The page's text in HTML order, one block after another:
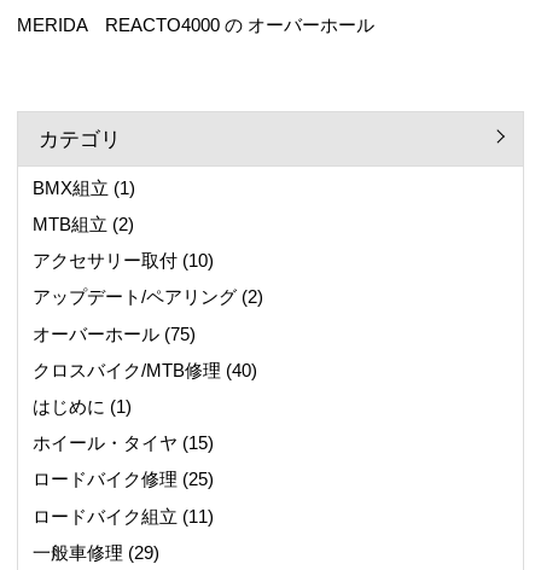
MERIDA REACTO4000 の オーバーホール
カテゴリ
BMX組立 (1)
MTB組立 (2)
アクセサリー取付(10)
アップデート/ペアリング(2)
オーバーホール(75)
クロスバイク/MTB修理 (40)
はじめに (1)
ホイール・タイヤ (15)
ロードバイク修理 (25)
ロードバイク組立 (11)
一般車修理 (29)